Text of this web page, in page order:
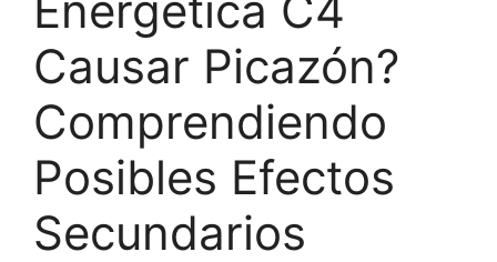
Causar Picazón?
Comprendiendo
Posibles Efectos
Secundarios